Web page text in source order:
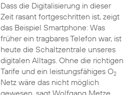
Dass die Digitalisierung in dieser
Zeit rasant fortgeschritten ist, zeigt
das Beispiel Smartphone: Was
früher ein tragbares Telefon war, ist
heute die Schaltzentrale unseres
digitalen Alltags. Ohne die richtigen
Tarife und ein leistungsfähiges O2
Netz wäre das nicht möglich
gewesen, sagt Wolfgang Metze.